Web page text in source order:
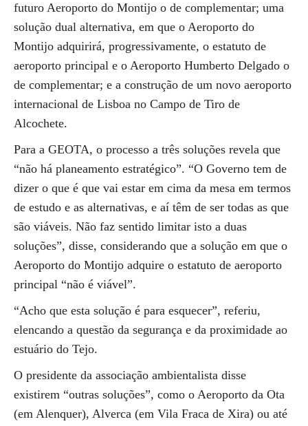
futuro Aeroporto do Montijo o de complementar; uma
solução dual alternativa, em que o Aeroporto do
Montijo adquirirá, progressivamente, o estatuto de
aeroporto principal e o Aeroporto Humberto Delgado o
de complementar; e a construção de um novo aeroporto
internacional de Lisboa no Campo de Tiro de
Alcochete.
Para a GEOTA, o processo a três soluções revela que
“não há planeamento estratégico”. “O Governo tem de
dizer o que é que vai estar em cima da mesa em termos
de estudo e as alternativas, e aí têm de ser todas as que
são viáveis. Não faz sentido limitar isto a duas
soluções”, disse, considerando que a solução em que o
Aeroporto do Montijo adquire o estatuto de aeroporto
principal “não é viável”.
“Acho que esta solução é para esquecer”, referiu,
elencando a questão da segurança e da proximidade ao
estuário do Tejo.
O presidente da associação ambientalista disse
existirem “outras soluções”, como o Aeroporto da Ota
(em Alenquer), Alverca (em Vila Fraca de Xira) ou até